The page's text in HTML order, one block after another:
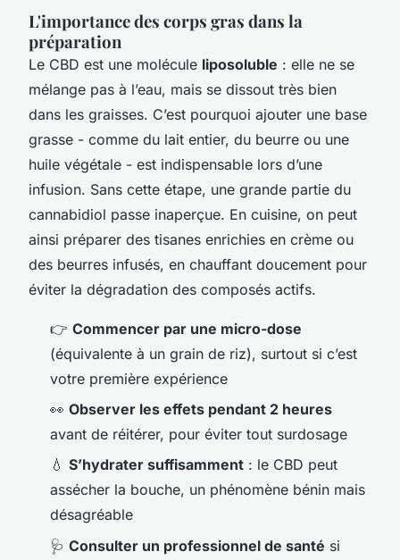
L'importance des corps gras dans la
préparation
Le CBD est une molécule liposoluble : elle ne se
mélange pas à l’eau, mais se dissout très bien
dans les graisses. C’est pourquoi ajouter une base
grasse - comme du lait entier, du beurre ou une
huile végétale - est indispensable lors d’une
infusion. Sans cette étape, une grande partie du
cannabidiol passe inaperçue. En cuisine, on peut
ainsi préparer des tisanes enrichies en crème ou
des beurres infusés, en chauffant doucement pour
éviter la dégradation des composés actifs.
👉 Commencer par une micro-dose
(équivalente à un grain de riz), surtout si c’est
votre première expérience
👀 Observer les effets pendant 2 heures
avant de réitérer, pour éviter tout surdosage
💧 S’hydrater suffisamment : le CBD peut
assécher la bouche, un phénomène bénin mais
désagréable
🩺 Consulter un professionnel de santé si